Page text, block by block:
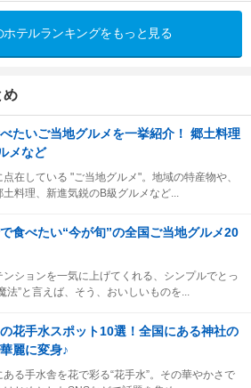
ホテルランキングをもっと見る
め
たいご当地グルメを一挙紹介！ 郷土料理
メなど
在している "ご当地グルメ"。地域の特産物や、
料理、新進気鋭のB級グルメなど...
食べたい“今が旬”の全国ご当地グルメ20
ンションを一気に上げてくれる、シンプルでとっ
法”と言えば、そう、おいしいものを...
花手水スポット10選！全国にある神社の
麗に変身♪
る手水舎を花で彩る“花手水”。その華やかさで